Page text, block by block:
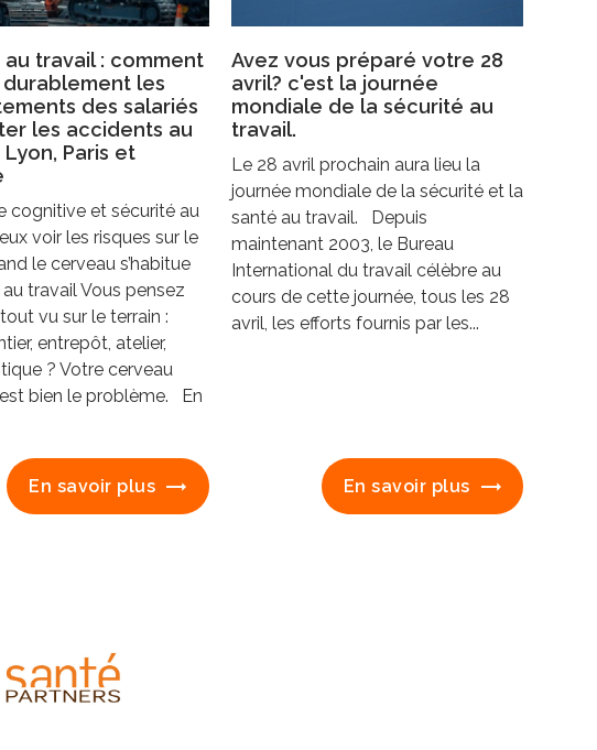
travail : comment
les
des salariés
les accidents au
Paris et
cognitive et sécurité au
voir les risques sur le
le cerveau s’habitue
travail Vous pensez
vu sur le terrain :
entrepôt, atelier,
? Votre cerveau
bien le problème. En
En savoir plus
Avez vous préparé votre 28
avril? c'est la journée
mondiale de la sécurité au
travail.
Le 28 avril prochain aura lieu la
journée mondiale de la sécurité et la
santé au travail. Depuis
maintenant 2003, le Bureau
International du travail célèbre au
cours de cette journée, tous les 28
avril, les efforts fournis par les...
En savoir plus